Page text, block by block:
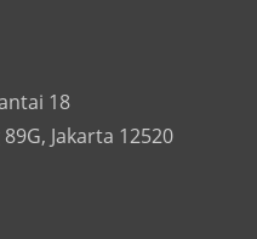
18
Jakarta 12520